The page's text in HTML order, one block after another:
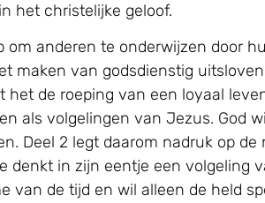
het christelijke geloof.
anderen te onderwijzen door
maken van godsdienstig
de roeping van een loyaal
als volgelingen van Jezus. God
Deel 2 legt daarom nadruk op
denkt in zijn eentje een volgeling
de tijd en wil alleen de held